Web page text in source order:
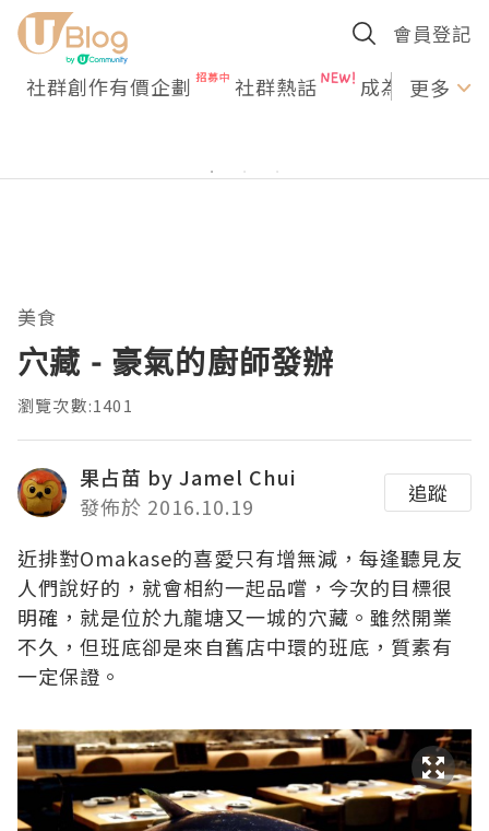
會員登記
社群創作有價企劃 社群熱話 成為U更多
美食
穴藏 - 豪氣的廚師發辦
瀏覽次數:1401
果占苗 by Jamel Chui
發佈於 2016.10.19
追蹤
近排對Omakase的喜愛只有增無減，每逢聽見友
人們說好的，就會相約一起品嚐，今次的目標很
明確，就是位於九龍塘又一城的穴藏。雖然開業
不久，但班底卻是來自舊店中環的班底，質素有
一定保證。